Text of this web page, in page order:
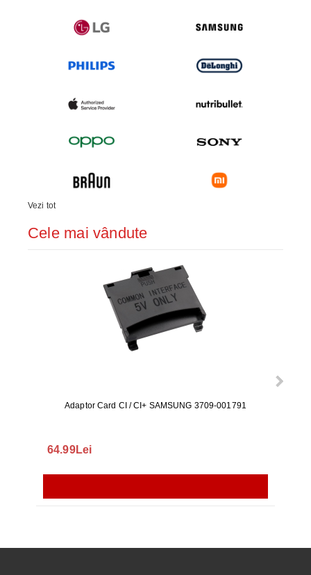
Vezi tot
Cele mai vândute
Adaptor Card CI / CI+ SAMSUNG 3709-001791
64.99Lei